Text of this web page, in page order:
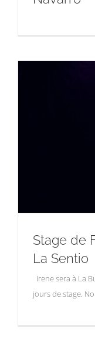
Stage de
La Sentio
Irene sera à La
jours de stage.